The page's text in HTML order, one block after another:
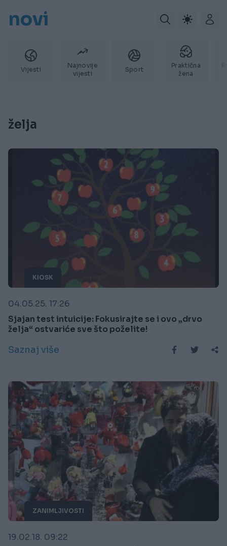
novi
Vijesti
Najnovije
vijesti
Sport
Praktična
žena
želja
KIOSK
04.05.25. 17:26
Sjajan test intuicije: Fokusirajte se i ovo „drvo
želja“ ostvariće sve što poželite!
Saznaj više
ZANIMLJIVOSTI
19.02.18. 09:22